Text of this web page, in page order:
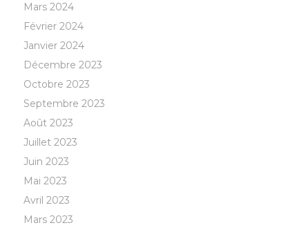
Mars 2024
Février 2024
Janvier 2024
Décembre 2023
Octobre 2023
Septembre 2023
Août 2023
Juillet 2023
Juin 2023
Mai 2023
Avril 2023
Mars 2023